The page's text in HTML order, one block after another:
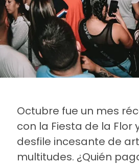
Octubre fue un mes
con la Fiesta de la Flor
desfile incesante de
multitudes. ¿Quién